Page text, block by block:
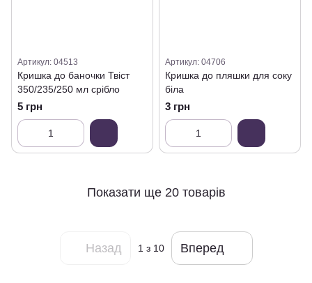
Артикул: 04513
Кришка до баночки Твіст
350/235/250 мл срібло
5 грн
Артикул: 04706
Кришка до пляшки для соку
біла
3 грн
Показати ще 20 товарів
Назад 1 з 10 Вперед